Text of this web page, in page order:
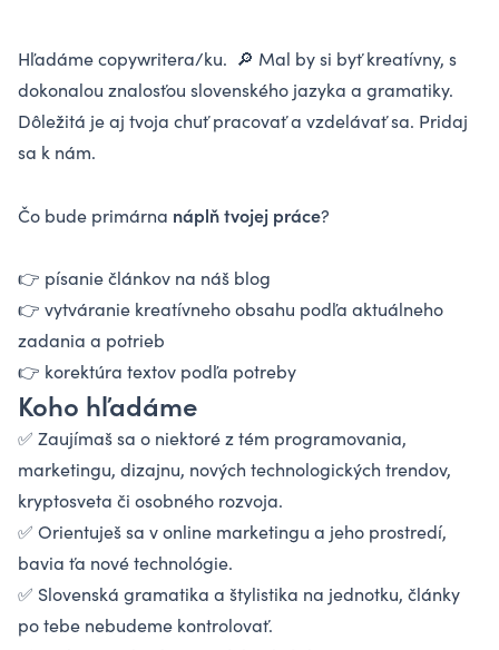
Hľadáme copywritera/ku. 🔎 Mal by si byť kreatívny, s
dokonalou znalosťou slovenského jazyka a gramatiky.
Dôležitá je aj tvoja chuť pracovať a vzdelávať sa. Pridaj
sa k nám.
Čo bude primárna náplň tvojej práce?
👉 písanie článkov na náš blog
👉 vytváranie kreatívneho obsahu podľa aktuálneho
zadania a potrieb
👉 korektúra textov podľa potreby
Koho hľadáme
✅ Zaujímaš sa o niektoré z tém programovania,
marketingu, dizajnu, nových technologických trendov,
kryptosveta či osobného rozvoja.
✅ Orientuješ sa v online marketingu a jeho prostredí,
bavia ťa nové technológie.
✅ Slovenská gramatika a štylistika na jednotku, články
po tebe nebudeme kontrolovať.